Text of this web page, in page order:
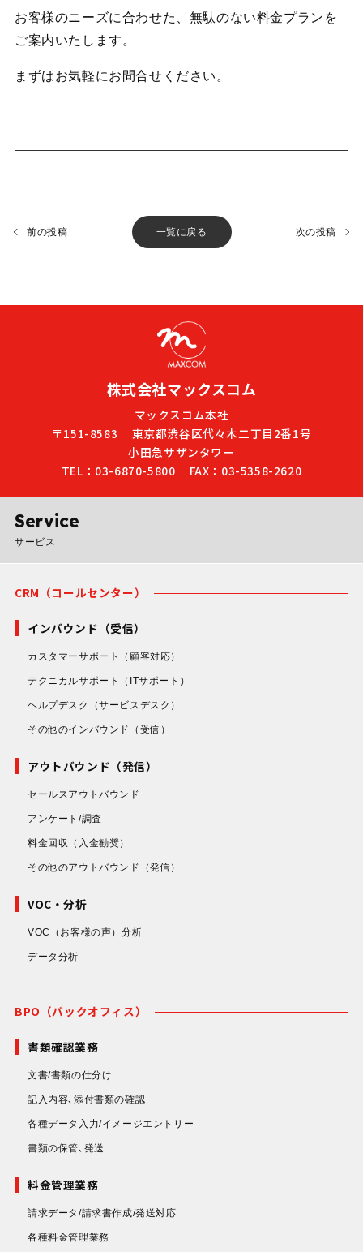
お客様のニーズに合わせた、無駄のない料金プランを
ご案内いたします。
まずはお気軽にお問合せください。
前の投稿 一覧に戻る 次の投稿
株式会社マックスコム
マックスコム本社
〒151-8583
東京都渋谷区代々木二丁目2番1号
小田急サザンタワー
TEL：03-6870-5800
FAX：03-5358-2620
Service
サービス
CRM（コールセンター）
インバウンド（受信）
カスタマーサポート （顧客対応）
テクニカルサポート （ITサポート）
ヘルプデスク （サービスデスク）
その他のインバウンド （受信）
アウトバウンド（発信）
セールスアウトバウンド
アンケート/調査
料金回収 （入金勧奨）
その他のアウトバウンド （発信）
VOC・分析
VOC（お客様の声）分析
データ分析
BPO（バックオフィス）
書類確認業務
文書/書類の仕分け
記入内容､添付書類の確認
各種データ入力/イメージエントリー
書類の保管､発送
料金管理業務
請求データ/請求書作成/発送対応
各種料金管理業務